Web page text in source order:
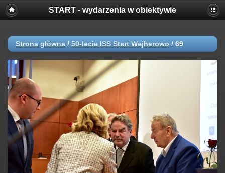
START - wydarzenia w obiektywie
Strona główna / 50-lecie ISS Start Wejherowo / 69